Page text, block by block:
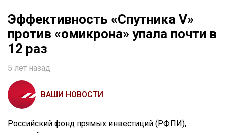
Эффективность «Спутника V»
против «омикрона» упала почти в
12 раз
5 лет назад
ВАШИ НОВОСТИ
Российский фонд прямых инвестиций (РФПИ),